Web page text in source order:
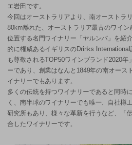
エ岩田です。
今回はオーストラリアより、南オーストラ
80km離れた、オーストラリア最古のワイ
位置する名門ワイナリー「ヤルンバ」を紹
的に権威あるイギリスのDrinks
も尊敬されるTOP50ワインブランド2020年
ーであり、創業はなんと1849年の南オース
イナリーでもあります。
多くの伝統を持つワイナリーであると同時
く、南半球のワイナリーでも唯一、自社樽
研究所もあり、様々な革新を行うなど、「
合したワイナリーです。